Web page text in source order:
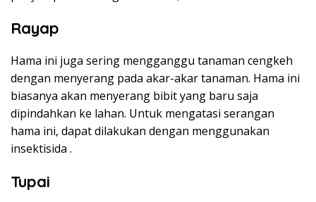
Rayap
Hama ini juga sering mengganggu tanaman cengkeh
dengan menyerang pada akar-akar tanaman. Hama ini
biasanya akan menyerang bibit yang baru saja
dipindahkan ke lahan. Untuk mengatasi serangan
hama ini, dapat dilakukan dengan menggunakan
insektisida .
Tupai